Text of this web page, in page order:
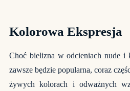
Kolorowa Ekspresja
Choć bielizna w odcieniach nude i
zawsze będzie popularna, coraz
żywych kolorach i odważnych